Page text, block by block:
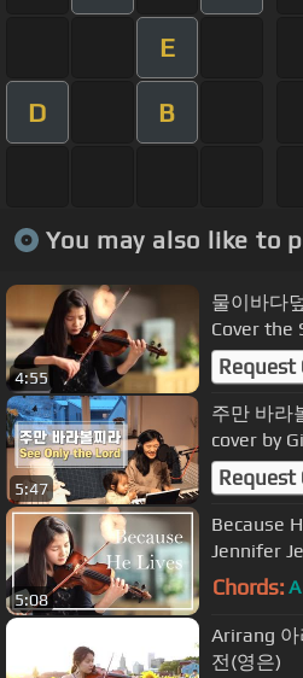
E
D B
You may also like to
4:55
물이바다
Cover the
전(영은)
Request
5:47
주만 바라
cover by
Request
5:08
Because
Jennifer
Chords: A
Arirang 아
전(영은)